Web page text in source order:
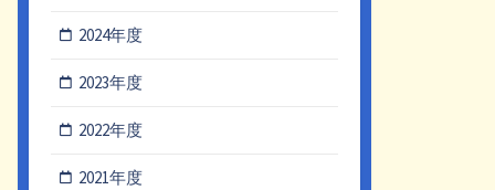
2024年度
2023年度
2022年度
2021年度